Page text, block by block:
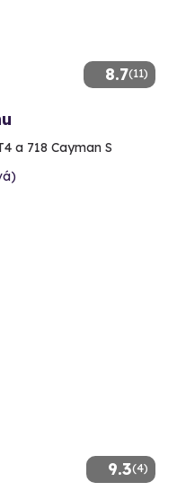
8.7(11)
a 718 Cayman S
9.3(4)